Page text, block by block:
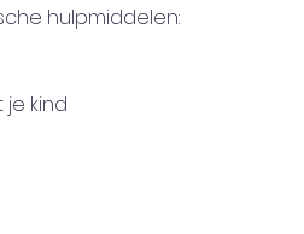
hulpmiddelen:
kind